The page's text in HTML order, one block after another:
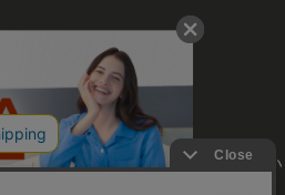
会社概要
刺繍について
UCHINOメンバーズについ